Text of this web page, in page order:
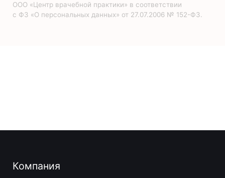
ООО «Центр врачебной практики» в соответствии
с ФЗ «О персональных данных» от 27.07.2006 № 152-ФЗ.
Компания